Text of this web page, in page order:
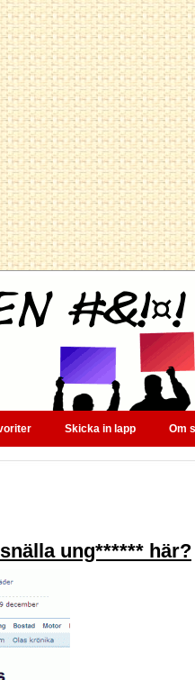
Skicka in lapp Om
ung****** här?